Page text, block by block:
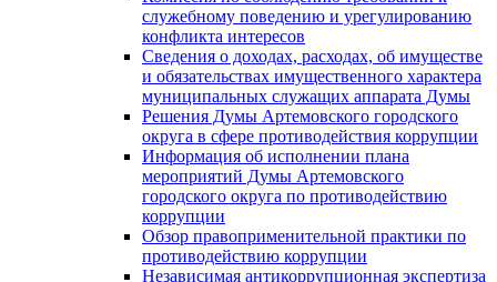
служебному поведению и урегулированию
конфликта интересов
Сведения о доходах, расходах, об имуществе
и обязательствах имущественного характера
муниципальных служащих аппарата Думы
Решения Думы Артемовского городского
округа в сфере противодействия коррупции
Информация об исполнении плана
мероприятий Думы Артемовского
городского округа по противодействию
коррупции
Обзор правоприменительной практики по
противодействию коррупции
Независимая антикоррупционная экспертиза